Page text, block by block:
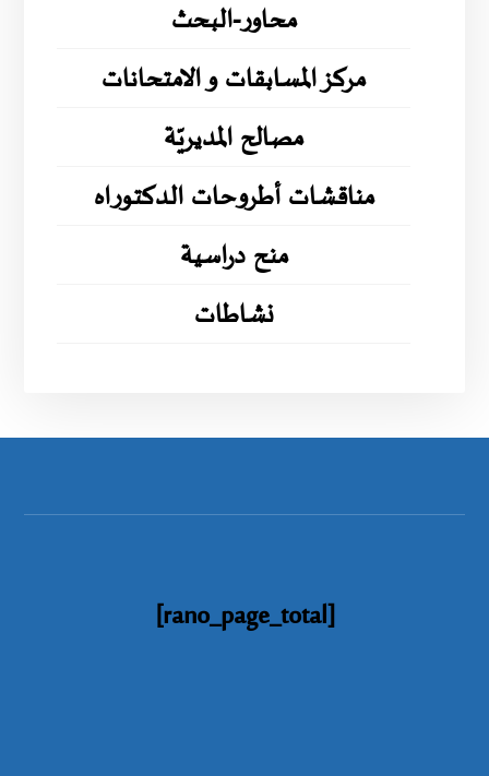
محاور-البحث
مركز المسابقات و الامتحانات
مصالح المديريّة
مناقشات أطروحات الدكتوراه
منح دراسية
نشاطات
[rano_page_total]